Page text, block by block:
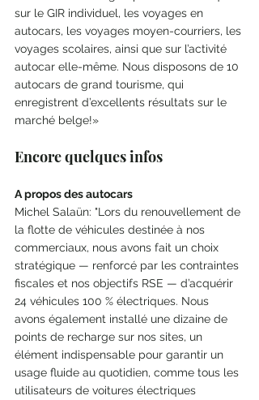
sur le GIR individuel, les voyages en
autocars, les voyages moyen-courriers, les
voyages scolaires, ainsi que sur l’activité
autocar elle-même. Nous disposons de 10
autocars de grand tourisme, qui
enregistrent d’excellents résultats sur le
marché belge!»
Encore quelques infos
A propos des autocars
Michel Salaün: "Lors du renouvellement de
la flotte de véhicules destinée à nos
commerciaux, nous avons fait un choix
stratégique — renforcé par les contraintes
fiscales et nos objectifs RSE — d’acquérir
24 véhicules 100 % électriques. Nous
avons également installé une dizaine de
points de recharge sur nos sites, un
élément indispensable pour garantir un
usage fluide au quotidien, comme tous les
utilisateurs de voitures électriques